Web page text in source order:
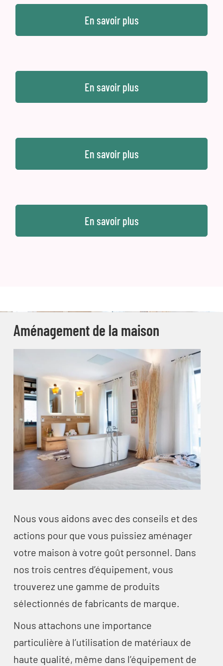
En savoir plus
En savoir plus
En savoir plus
En savoir plus
Aménagement de la maison
Nous vous aidons avec des conseils et des
actions pour que vous puissiez aménager
votre maison à votre goût personnel. Dans
nos trois centres d’équipement, vous
trouverez une gamme de produits
sélectionnés de fabricants de marque.
Nous attachons une importance
particulière à l’utilisation de matériaux de
haute qualité, même dans l’équipement de